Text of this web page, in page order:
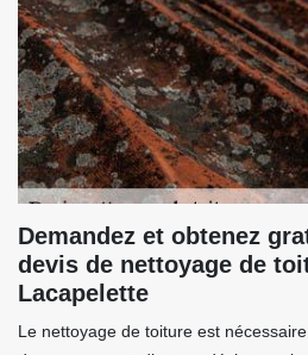
Demandez et obtenez
devis de nettoyage de
Lacapelette
Le nettoyage de toiture est